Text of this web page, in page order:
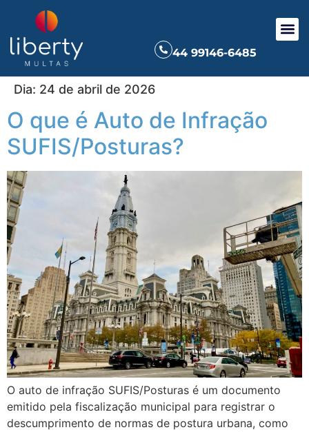
44 99146-6485
Dia: 24 de abril de 2026
O que é Auto de Infração
SUFIS/Posturas?
O auto de infração SUFIS/Posturas é um documento
emitido pela fiscalização municipal para registrar o
descumprimento de normas de postura urbana, como